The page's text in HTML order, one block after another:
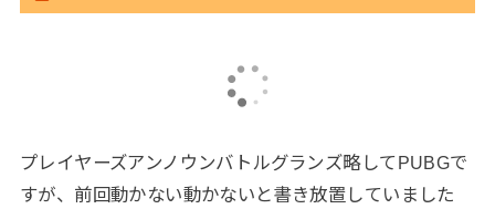
プレイヤーズアンノウンバトルグランズ略してPUBGで
すが、前回動かない動かないと書き放置していました